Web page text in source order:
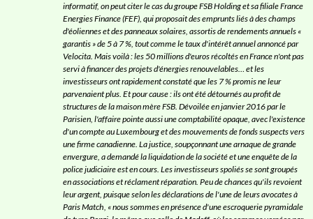
informatif, on peut citer le cas du groupe FSB Holding et sa filiale France
Energies Finance (FEF), qui proposait des emprunts liés à des champs
d'éoliennes et des panneaux solaires, assortis de rendements annuels «
garantis » de 5 à 7 %, tout comme le taux d'intérêt annuel annoncé par
Velocita. Mais voilà : les 50 millions d'euros récoltés en France n'ont pas
servi à financer des projets d'énergies renouvelables… et les
investisseurs ont rapidement constaté que les 7 % promis ne leur
parvenaient plus. Et pour cause : ils ont été détournés au profit de
structures de la maison mère FSB. Dévoilée en janvier 2016 par le
Parisien, l'affaire pointe aussi une comptabilité opaque, avec l'existence
d'un compte au Luxembourg et des mouvements de fonds suspects vers
une firme canadienne. La justice, soupçonnant une arnaque de grande
envergure, a demandé la liquidation de la société et une enquête de la
police judiciaire est en cours. Les investisseurs spoliés se sont groupés
en associations et réclament réparation. Peu de chances qu'ils revoient
leur argent, puisque selon les déclarations de l'une de leurs avocates à
Paris Match, « nous sommes en présence d'une escroquerie pyramidale